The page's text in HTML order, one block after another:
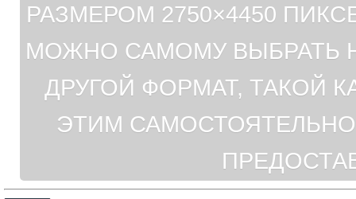
РАЗМЕРОМ 2750×4450
МОЖНО САМОМУ ВЫБРАТЬ
ДРУГОЙ ФОРМАТ, ТАКОЙ
ЭТИМ